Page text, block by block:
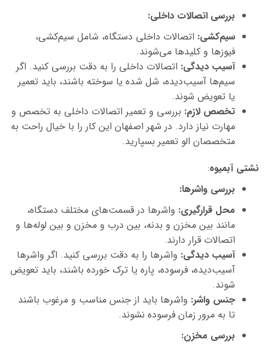
بررسی اتصالات داخلی:
سیم‌کشی: اتصالات داخلی دستگاه، شامل سیم‌کشی،
فیوزها و کلیدها می‌شوند.
آسیب دیدگی: اتصالات داخلی را به دقت بررسی کنید. اگر
سیم‌ها آسیب‌دیده، شل شده یا سوخته باشند، باید تعمیر
یا تعویض شوند.
تخصص لازم: بررسی و تعمیر اتصالات داخلی به تخصص و
مهارت نیاز دارد. در شهر اصفهان این کار را با خیال راحت به
متخصصان الو تعمیر بسپارید.
نشتی آبمیوه:
بررسی واشرها:
محل قرارگیری: واشرها در قسمت‌های مختلف دستگاه،
مانند بین مخزن و بدنه، بین درب و مخزن و بین لوله‌ها و
اتصالات قرار دارند.
آسیب دیدگی: واشرها را به دقت بررسی کنید. اگر واشرها
آسیب‌دیده، فرسوده، پاره یا ترک خورده باشند، باید تعویض
شوند.
جنس واشر: واشرها باید از جنس مناسب و مرغوب باشند
تا به مرور زمان فرسوده نشوند.
بررسی مخزن: